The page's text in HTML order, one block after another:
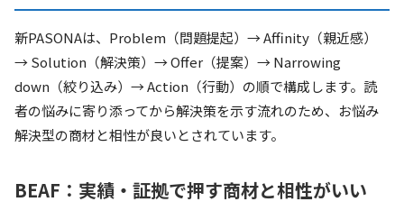
新PASONAは、Problem（問題提起）→ Affinity（親近感）
→ Solution（解決策）→ Offer（提案）→ Narrowing
down（絞り込み）→ Action（行動）の順で構成します。読
者の悩みに寄り添ってから解決策を示す流れのため、お悩み
解決型の商材と相性が良いとされています。
BEAF：実績・証拠で押す商材と相性がいい